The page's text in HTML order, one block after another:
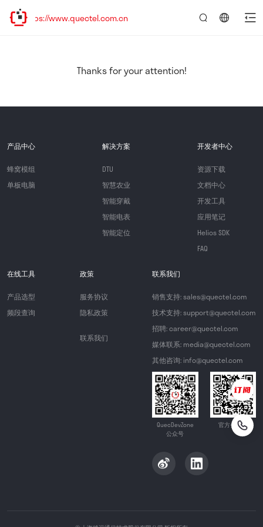
址：https://www.quectel.com.cn
Thanks for your attention!
产品中心
蜂窝模组
单板电脑
解决方案
DTU
智慧农业
智能穿戴
智能电表
智能定位
开发者中心
资源下载
文档中心
开发工具
应用笔记
Helios SDK
FAQ
在线工具
产品选型
频段查询
政策
服务协议
隐私政策
联系我们
联系我们
销售支持: sales@quectel.com
技术支持: support@quectel.com
招聘: career@quectel.com
媒体联系: media@quectel.com
其他咨询: info@quectel.com
QuecDevZone
公众号
官方公众号